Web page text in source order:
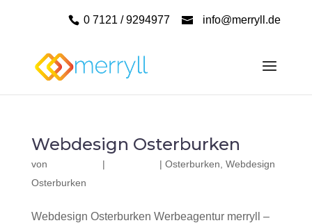
0 7121 / 9294977 info@merryll.de
Webdesign Osterburken
von | | Osterburken Webdesign
Osterburken
Webdesign Osterburken Werbeagentur merryll –